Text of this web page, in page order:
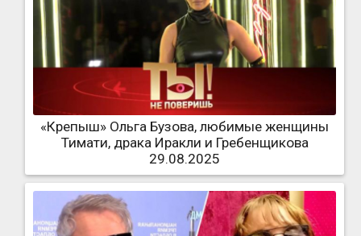
«Крепыш» Ольга Бузова, любимые женщины
Тимати, драка Иракли и Гребенщикова
29.08.2025